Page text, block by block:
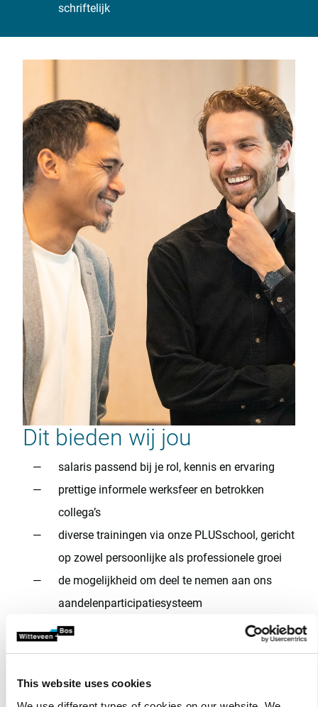
This website uses cookies
schriftelijk
Dit bieden wij jou
salaris passend bij je rol, kennis en ervaring
prettige informele werksfeer en betrokken
collega’s
diverse trainingen via onze PLUSschool, gericht
op zowel persoonlijke als professionele groei
de mogelijkheid om deel te nemen aan ons
aandelenparticipatiesysteem
Aan deze projecten werkt
je team
Je team werkt aan diverse multidisciplinaire projecten